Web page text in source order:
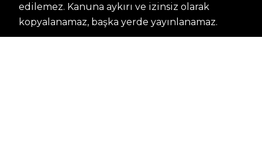
edilemez. Kanuna aykırı ve izinsiz olarak
kopyalanamaz, başka yerde yayınlanamaz.